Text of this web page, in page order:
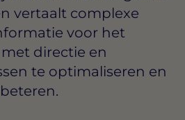
vertaalt complexe
voor het
directie en
te optimaliseren en